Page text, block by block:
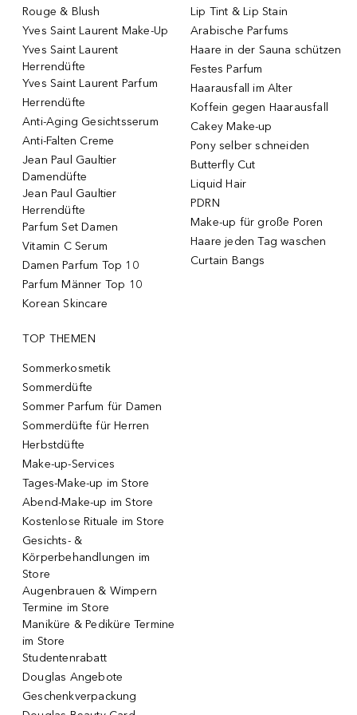
Rouge & Blush
Yves Saint Laurent Make-Up
Yves Saint Laurent
Herrendüfte
Yves Saint Laurent Parfum
Herrendüfte
Anti-Aging Gesichtsserum
Anti-Falten Creme
Jean Paul Gaultier
Damendüfte
Jean Paul Gaultier
Herrendüfte
Parfum Set Damen
Vitamin C Serum
Damen Parfum Top 10
Parfum Männer Top 10
Korean Skincare
Lip Tint & Lip Stain
Arabische Parfums
Haare in der Sauna schützen
Festes Parfum
Haarausfall im Alter
Koffein gegen Haarausfall
Cakey Make-up
Pony selber schneiden
Butterfly Cut
Liquid Hair
PDRN
Make-up für große Poren
Haare jeden Tag waschen
Curtain Bangs
TOP THEMEN
Sommerkosmetik
Sommerdüfte
Sommer Parfum für Damen
Sommerdüfte für Herren
Herbstdüfte
Make-up-Services
Tages-Make-up im Store
Abend-Make-up im Store
Kostenlose Rituale im Store
Gesichts- &
Körperbehandlungen im
Store
Augenbrauen & Wimpern
Termine im Store
Maniküre & Pediküre Termine
im Store
Studentenrabatt
Douglas Angebote
Geschenkverpackung